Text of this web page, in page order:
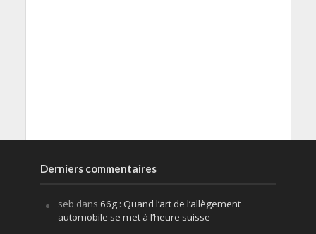
Derniers commentaires
seb dans 66g : Quand l’art de l’allègement
automobile se met à l’heure suisse